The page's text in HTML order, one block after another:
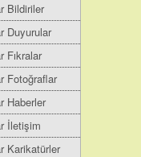
Bildiriler
Duyurular
Fıkralar
Fotoğraflar
Haberler
İletişim
Karikatürler